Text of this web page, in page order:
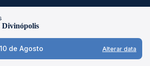
Divinópolis
de Agosto Alterar data